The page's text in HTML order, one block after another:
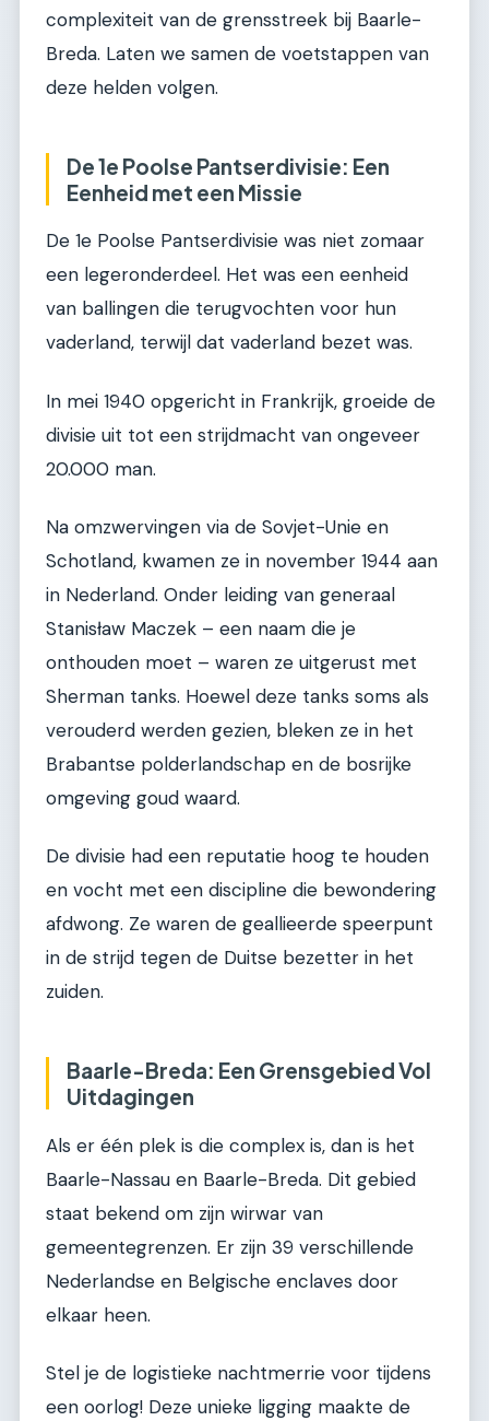
complexiteit van de grensstreek bij Baarle-
Breda. Laten we samen de voetstappen van
deze helden volgen.
De 1e Poolse Pantserdivisie: Een
Eenheid met een Missie
De 1e Poolse Pantserdivisie was niet zomaar
een legeronderdeel. Het was een eenheid
van ballingen die terugvochten voor hun
vaderland, terwijl dat vaderland bezet was.
In mei 1940 opgericht in Frankrijk, groeide de
divisie uit tot een strijdmacht van ongeveer
20.000 man.
Na omzwervingen via de Sovjet-Unie en
Schotland, kwamen ze in november 1944 aan
in Nederland. Onder leiding van generaal
Stanisław Maczek – een naam die je
onthouden moet – waren ze uitgerust met
Sherman tanks. Hoewel deze tanks soms als
verouderd werden gezien, bleken ze in het
Brabantse polderlandschap en de bosrijke
omgeving goud waard.
De divisie had een reputatie hoog te houden
en vocht met een discipline die bewondering
afdwong. Ze waren de geallieerde speerpunt
in de strijd tegen de Duitse bezetter in het
zuiden.
Baarle-Breda: Een Grensgebied Vol
Uitdagingen
Als er één plek is die complex is, dan is het
Baarle-Nassau en Baarle-Breda. Dit gebied
staat bekend om zijn wirwar van
gemeentegrenzen. Er zijn 39 verschillende
Nederlandse en Belgische enclaves door
elkaar heen.
Stel je de logistieke nachtmerrie voor tijdens
een oorlog! Deze unieke ligging maakte de